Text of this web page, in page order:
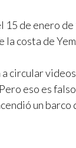
de enero
costa de
circular
eso es
un